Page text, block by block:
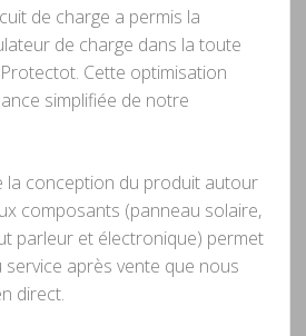
de charge a permis la
de charge dans la toute
Cette optimisation
simplifiée de notre
la conception du produit autour
composants (panneau solaire,
parleur et électronique) permet
après vente que nous
direct.